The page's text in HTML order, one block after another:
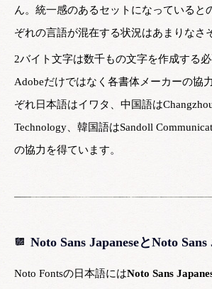
ん。統一感のあるセットになっていると
ぞれの言語が混在する状況はあまりなさ
2バイト文字は数千もの文字を作成する必
Adobeだけではなく各書体メーカーの協
ぞれ日本語はイワタ、中国語は
Technology、韓国語はSandoll
の協力を得ています。
Noto Sans JapaneseとNoto
Noto Fontsの日本語にはNoto Sans